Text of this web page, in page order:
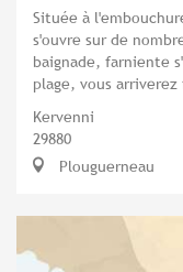
Située à
s'ouvre sur de
baignade, farniente
plage, vous
Kervenni
29880
Plouguerneau